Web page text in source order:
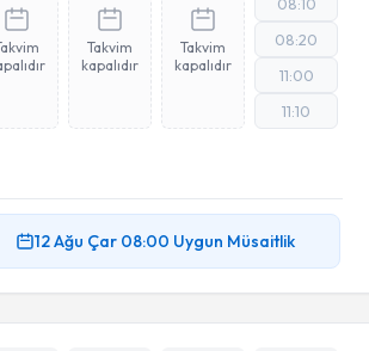
Takvim
kapalıdır
Takvim
kapalıdır
08:20
11:00
11:10
12 Ağu Çar 08:00 Uygun Müsaitlik